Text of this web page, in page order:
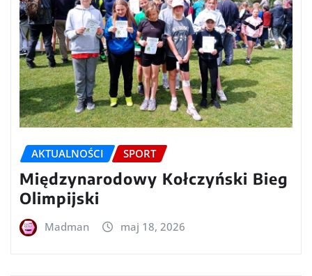
AKTUALNOŚCI SPORT
Międzynarodowy Kołczyński Bieg
Olimpijski
Madman maj 18, 2026